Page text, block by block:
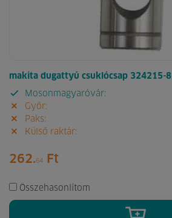
makita dugattyú csuklócsap 324215-8
Mosonmagyaróvár:
Győr:
Paks:
Külső raktár:
262.64 Ft
Összehasonlítom